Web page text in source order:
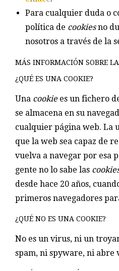
Para cualquier duda o
política de cookiesno
nosotros a través de la
MÁS INFORMACIÓN SOBRE
¿QUÉ ES UNA COOKIE?
Una cookiees un fichero
se almacena en su
cualquier página web. La
que la web sea capaz de
vuelva a navegar por esa
gente no lo sabe las
desde hace 20 años,
primeros navegadores
¿QUÉ NO ES UNA COOKIE?
No es un virus, ni un
spam, ni spyware, ni abre